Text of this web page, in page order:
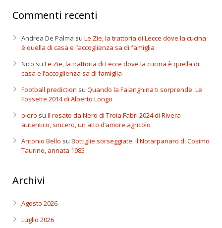
Commenti recenti
Andrea De Palma su Le Zie, la trattoria di Lecce dove la cucina
è quella di casa e l’accoglienza sa di famiglia
Nico su Le Zie, la trattoria di Lecce dove la cucina è quella di
casa e l’accoglienza sa di famiglia
Football prediction su Quando la Falanghina ti sorprende: Le
Fossette 2014 di Alberto Longo
piero su Il rosato da Nero di Troia Fabri 2024 di Rivera —
autentico, sincero, un atto d’amore agricolo
Antonio Bello su Bottiglie sorseggiate: il Notarpanaro di Cosimo
Taurino, annata 1985
Archivi
Agosto 2026
Luglio 2026